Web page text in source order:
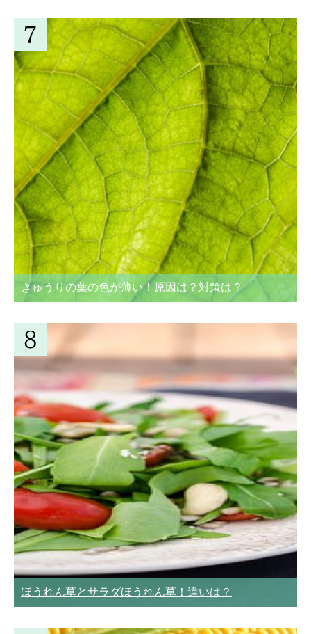
きゅうりの葉の色が薄い！原因は？対策は？
ほうれん草とサラダほうれん草！違いは？